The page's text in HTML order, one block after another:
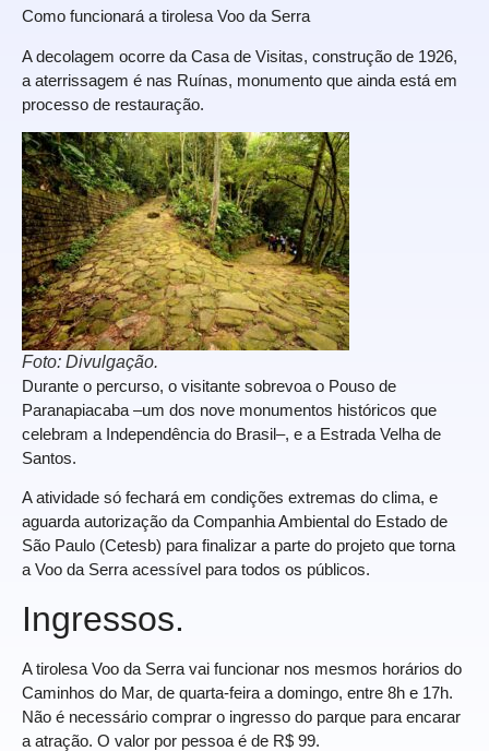
Como funcionará a tirolesa Voo da Serra
A decolagem ocorre da Casa de Visitas, construção de 1926,
a aterrissagem é nas Ruínas, monumento que ainda está em
processo de restauração.
Foto: Divulgação.
Durante o percurso, o visitante sobrevoa o Pouso de
Paranapiacaba –um dos nove monumentos históricos que
celebram a Independência do Brasil–, e a Estrada Velha de
Santos.
A atividade só fechará em condições extremas do clima, e
aguarda autorização da Companhia Ambiental do Estado de
São Paulo (Cetesb) para finalizar a parte do projeto que torna
a Voo da Serra acessível para todos os públicos.
Ingressos.
A tirolesa Voo da Serra vai funcionar nos mesmos horários do
Caminhos do Mar, de quarta-feira a domingo, entre 8h e 17h.
Não é necessário comprar o ingresso do parque para encarar
a atração. O valor por pessoa é de R$ 99.